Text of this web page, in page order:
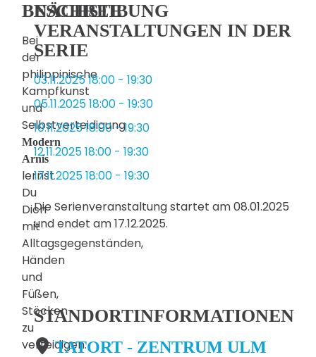
BESCHREIBUNG
Bei
der
philippinische
Kampfkunst
und
Selbstverteidigung
Modern
Arnis
lernst
Du
Dich
mit
Alltagsgegenständen,
Händen
und
Füßen,
Stöcken
zu
verteidigen.
NÄCHSTE
VERANSTALTUNGEN IN DER
SERIE
03.11.202518:00 - 19:30
05.11.202518:00 - 19:30
10.11.202518:00-19:30
12.11.202518:00 - 19:30
17.11.202518:00 - 19:30
Die Serienveranstaltung startet am 08.01.2025
und endet am 17.12.2025.
STANDORTINFORMATIONEN
TATORT - ZENTRUM ULM